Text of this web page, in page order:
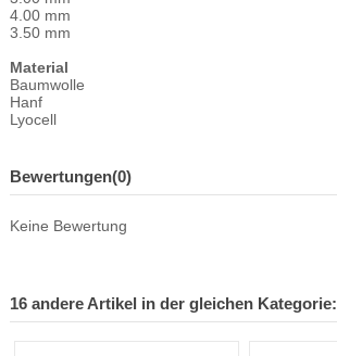
4.00 mm
3.50 mm
Material
Baumwolle
Hanf
Lyocell
Bewertungen(0)
Keine Bewertung
16 andere Artikel in der gleichen Kategorie: